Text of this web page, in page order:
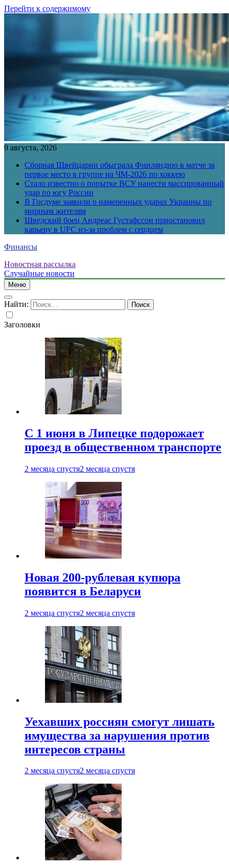
Перейти к содержимому
9 августа, 2026
Сборная Швейцарии обыграла Финляндию в матче за
первое место в группе на ЧМ-2026 по хоккею
Стало известно о попытке ВСУ нанести массированный
удар по югу России
В Госдуме заявили о намеренных ударах Украины по
мирным жителям
Шведский боец Андреас Густафссон приостановил
карьеру в UFC из-за проблем с сердцем
Финансы
Новостная рассылка
Случайные новости
Меню
Найти:
Заголовки
С 1 июня в Липецке подорожает
проезд в общественном транспорте
2 месяца спустя2 месяца спустя
Новая 200-рублевая купюра
появится в Беларуси
2 месяца спустя2 месяца спустя
Уехавших россиян смогут лишать
имущества за нарушения против
интересов страны
2 месяца спустя2 месяца спустя